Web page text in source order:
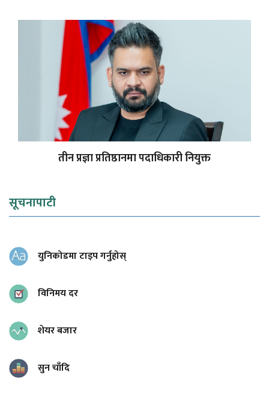
तीन प्रज्ञा प्रतिष्ठानमा पदाधिकारी नियुक्त
सूचनापाटी
युनिकोडमा टाइप गर्नुहोस्
विनिमय दर
शेयर बजार
सुन चाँदि